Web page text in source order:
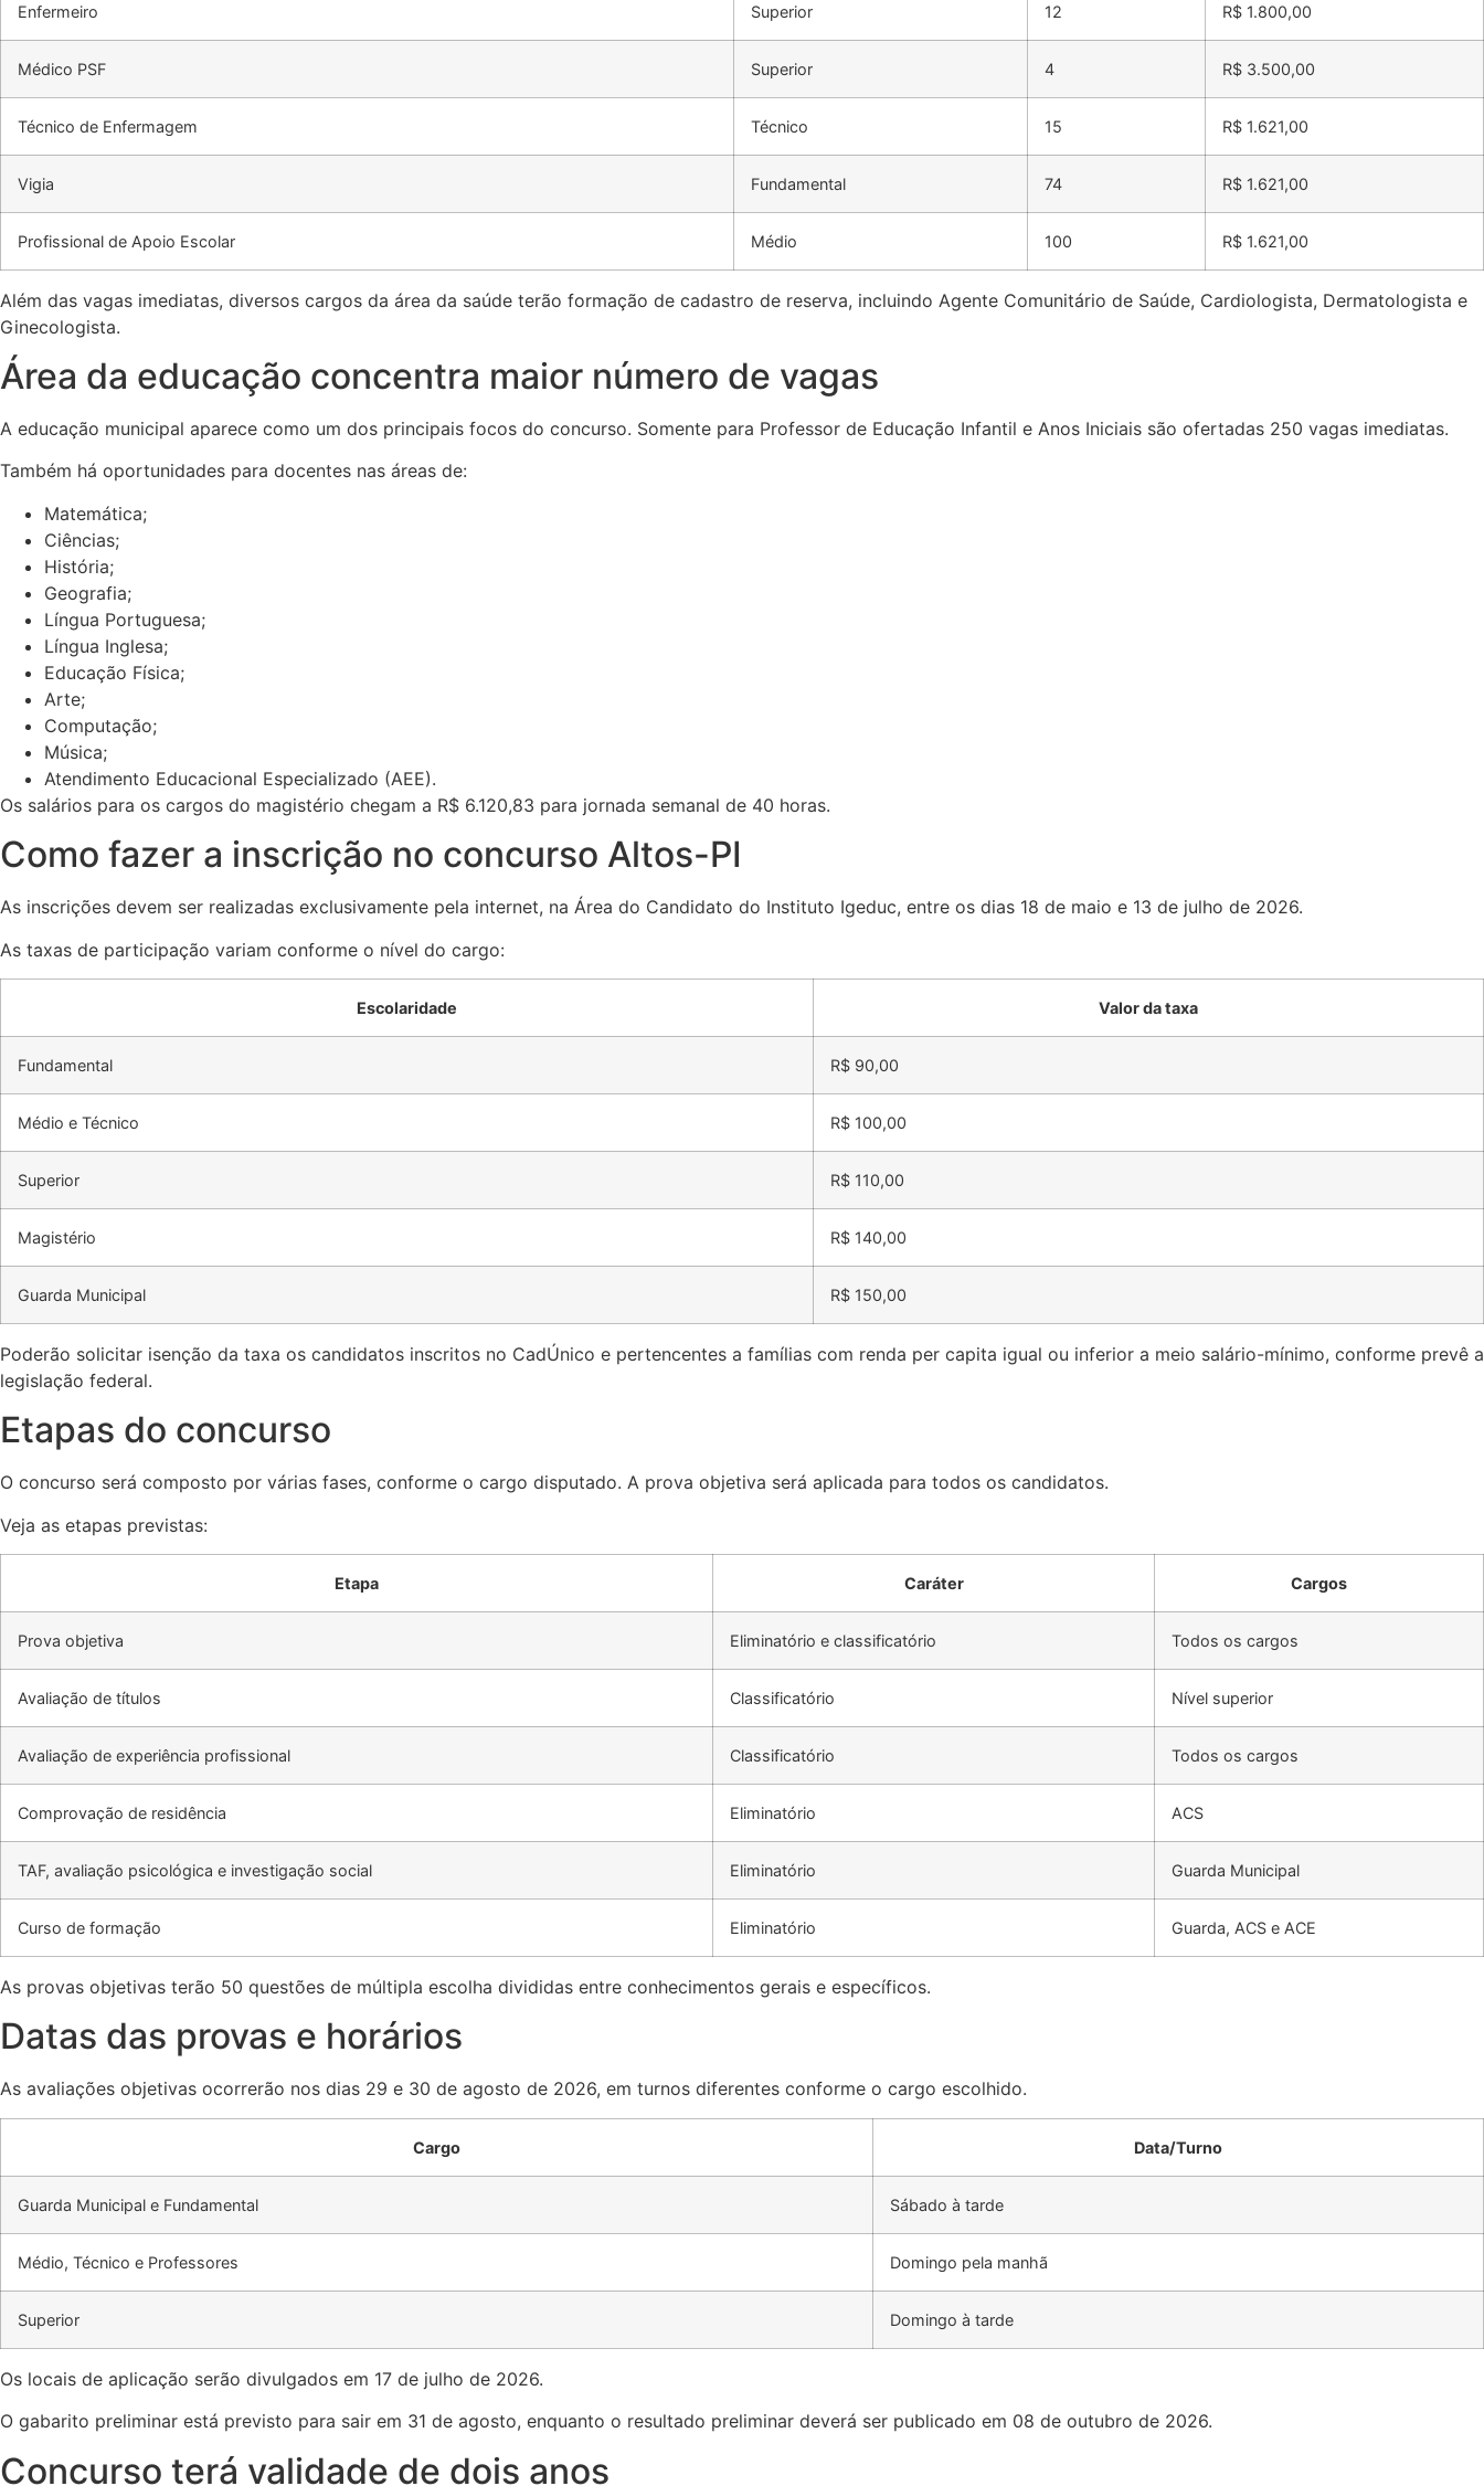
Enfermeiro Superior 12 R$ 1.800,00
Médico PSF Superior 4 R$ 3.500,00
Técnico de Enfermagem Técnico 15 R$ 1.621,00
Vigia Fundamental 74 R$ 1.621,00
Profissional de Apoio Escolar Médio 100 R$ 1.621,00
Além das vagas imediatas, diversos cargos da área da saúde terão formação de cadastro de reserva, incluindo Agente Comunitário de Saúde, Cardiologista, Dermatologista e
Ginecologista.
Área da educação concentra maior número de vagas
A educação municipal aparece como um dos principais focos do concurso. Somente para Professor de Educação Infantil e Anos Iniciais são ofertadas 250 vagas imediatas.
Também há oportunidades para docentes nas áreas de:
Matemática;
Ciências;
História;
Geografia;
Língua Portuguesa;
Língua Inglesa;
Educação Física;
Arte;
Computação;
Música;
Atendimento Educacional Especializado (AEE).
Os salários para os cargos do magistério chegam a R$ 6.120,83 para jornada semanal de 40 horas.
Como fazer a inscrição no concurso Altos-PI
As inscrições devem ser realizadas exclusivamente pela internet, na Área do Candidato do Instituto Igeduc, entre os dias 18 de maio e 13 de julho de 2026.
As taxas de participação variam conforme o nível do cargo:
Escolaridade Valor da taxa
Fundamental R$ 90,00
Médio e Técnico R$ 100,00
Superior R$ 110,00
Magistério R$ 140,00
Guarda Municipal R$ 150,00
Poderão solicitar isenção da taxa os candidatos inscritos no CadÚnico e pertencentes a famílias com renda per capita igual ou inferior a meio salário-mínimo, conforme prevê a
legislação federal.
Etapas do concurso
O concurso será composto por várias fases, conforme o cargo disputado. A prova objetiva será aplicada para todos os candidatos.
Veja as etapas previstas:
Etapa Caráter Cargos
Prova objetiva Eliminatório e classificatório Todos os cargos
Avaliação de títulos Classificatório Nível superior
Avaliação de experiência profissional Classificatório Todos os cargos
Comprovação de residência Eliminatório ACS
TAF, avaliação psicológica e investigação social Eliminatório Guarda Municipal
Curso de formação Eliminatório Guarda, ACS e ACE
As provas objetivas terão 50 questões de múltipla escolha divididas entre conhecimentos gerais e específicos.
Datas das provas e horários
As avaliações objetivas ocorrerão nos dias 29 e 30 de agosto de 2026, em turnos diferentes conforme o cargo escolhido.
Cargo Data/Turno
Guarda Municipal e Fundamental Sábado à tarde
Médio, Técnico e Professores Domingo pela manhã
Superior Domingo à tarde
Os locais de aplicação serão divulgados em 17 de julho de 2026.
O gabarito preliminar está previsto para sair em 31 de agosto, enquanto o resultado preliminar deverá ser publicado em 08 de outubro de 2026.
Concurso terá validade de dois anos